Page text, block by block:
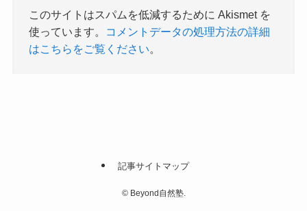
このサイトはスパムを低減するために Akismet を
使っています。
コメントデータの処理方法の詳細
はこちらをご覧ください。
記事サイトマップ
©Beyond自然塾.